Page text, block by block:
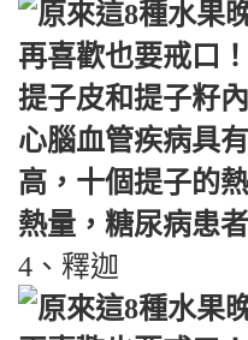
提子皮和提子籽
心腦血管疾病具
高，十個提子的
熱量，糖尿病患
4、釋迦